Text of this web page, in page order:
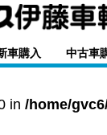
車購入 中古車
in /home/